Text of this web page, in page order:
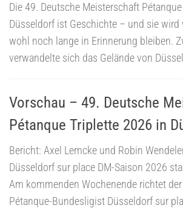
Die 49. Deutsche Meisterschaft
Düsseldorf ist Geschichte – und sie wird
wohl noch lange in Erinnerung bleiben.
verwandelte sich das Gelände von
Vorschau – 49. Deutsche
Pétanque Triplette 2026 in
Bericht: Axel Lemcke und Robin
Düsseldorf sur place DM-Saison 2026
Am kommenden Wochenende richtet
Pétanque-Bundesligist Düsseldorf sur